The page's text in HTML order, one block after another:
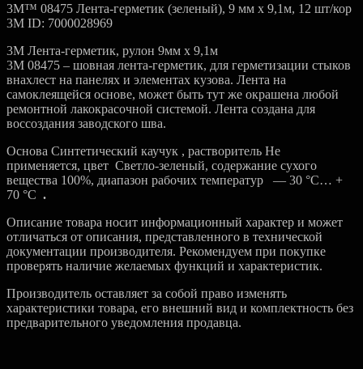
3M™ 08475 Лента-герметик (зеленый), 9 мм х 9,1м, 12 шт/кор
3M ID: 7000028969
3M Лента-герметик, рулон 9мм х 9,1м
3М 08475 – шовная лента-герметик, для герметизации стыков
внахлест на панелях и элементах кузова. Лента на
самоклеящейся основе, может быть тут же окрашена любой
ремонтной лакокрасочной системой. Лента создана для
воссоздания заводского шва.
Основа Синтетический каучук , растворитель Не
применяется, цвет Светло-зеленый, содержание сухого
вещества 100%, диапазон рабочих температур — 30 °С… +
70 °С .
Описание товара носит информационный характер и может
отличаться от описания, представленного в технической
документации производителя. Рекомендуем при покупке
проверять наличие желаемых функций и характеристик.
Производитель оставляет за собой право изменять
характеристики товара, его внешний вид и комплектность без
предварительного уведомления продавца.